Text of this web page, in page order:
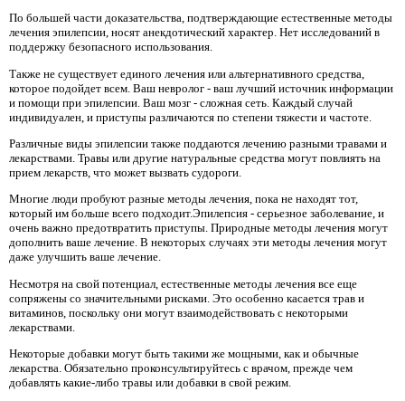
По большей части доказательства, подтверждающие естественные методы
лечения эпилепсии, носят анекдотический характер. Нет исследований в
поддержку безопасного использования.
Также не существует единого лечения или альтернативного средства,
которое подойдет всем. Ваш невролог - ваш лучший источник информации
и помощи при эпилепсии. Ваш мозг - сложная сеть. Каждый случай
индивидуален, и приступы различаются по степени тяжести и частоте.
Различные виды эпилепсии также поддаются лечению разными травами и
лекарствами. Травы или другие натуральные средства могут повлиять на
прием лекарств, что может вызвать судороги.
Многие люди пробуют разные методы лечения, пока не находят тот,
который им больше всего подходит.Эпилепсия - серьезное заболевание, и
очень важно предотвратить приступы. Природные методы лечения могут
дополнить ваше лечение. В некоторых случаях эти методы лечения могут
даже улучшить ваше лечение.
Несмотря на свой потенциал, естественные методы лечения все еще
сопряжены со значительными рисками. Это особенно касается трав и
витаминов, поскольку они могут взаимодействовать с некоторыми
лекарствами.
Некоторые добавки могут быть такими же мощными, как и обычные
лекарства. Обязательно проконсультируйтесь с врачом, прежде чем
добавлять какие-либо травы или добавки в свой режим.